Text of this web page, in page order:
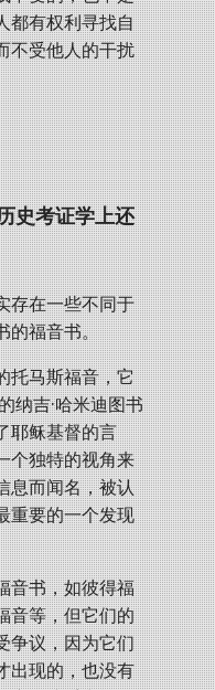
都有权利寻找自
不受他人的干扰
史考证学上还
存在一些不同于
的福音书。
托马斯福音，它
纳吉·哈米迪图书
耶稣基督的言
个独特的视角来
息而闻名，被认
重要的一个发现
音书，如彼得福
音等，但它们的
争议，因为它们
出现的，也没有